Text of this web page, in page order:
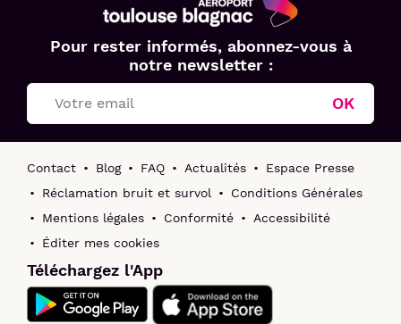
Aéroport
Toulouse
Blagnac
Pour rester informés, abonnez-vous à
notre newsletter :
OK
Contact Blog FAQ Actualités
Espace Presse
Réclamation bruit et survol
Conditions Générales
Mentions légales
Conformité
Accessibilité
Éditer mes cookies
Téléchargez l'App